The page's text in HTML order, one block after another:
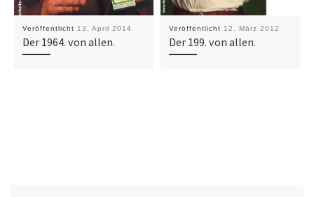
Veröffentlicht 13. April 2014
Der 1964. von allen.
Veröffentlicht 12. März 2012
Der 199. von allen.